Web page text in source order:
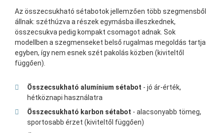
Az összecsukható sétabotok jellemzően több szegmensből
állnak: széthúzva a részek egymásba illeszkednek,
összecsukva pedig kompakt csomagot adnak. Sok
modellben a szegmenseket belső rugalmas megoldás tartja
egyben, így nem esnek szét pakolás közben (kiviteltől
függően).
Összecsukható alumínium sétabot - jó ár-érték,
hétköznapi használatra
Összecsukható karbon sétabot - alacsonyabb tömeg,
sportosabb érzet (kiviteltől függően)